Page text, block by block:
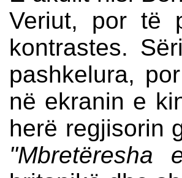
Veriut, por të
kontrastes.
pashkelura,
në ekranin e
herë regjisorin